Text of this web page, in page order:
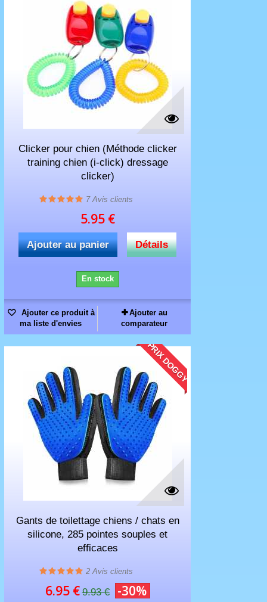
Clicker pour chien (Méthode clicker
training chien (i-click) dressage
clicker)
7Avis clients
5.95 €
Ajouter au panier Détails
En stock
Ajouter ce produit à
ma liste d'envies
Ajouter au
comparateur
PRIX DOGGY
Gants de toilettage chiens / chats en
silicone, 285 pointes souples et
efficaces
2 Avis clients
6.95 € 9.93 € -30%